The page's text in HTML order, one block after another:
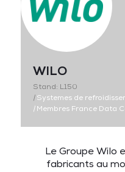
Data & AI Leaders
Data Centre World
WILO
Stand: L150
|Systemes de
|Membres France Data
Le Groupe Wilo
fabricants au